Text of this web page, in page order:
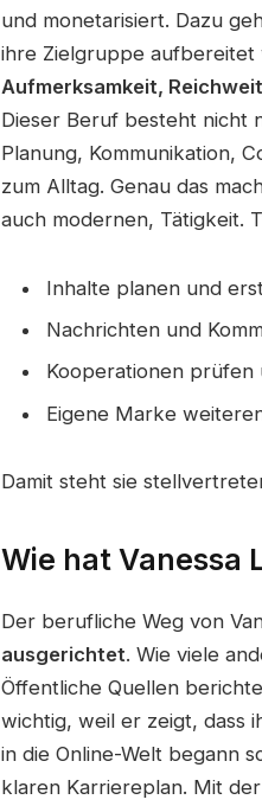
und monetarisiert. Dazu
ihre Zielgruppe aufbereitet
Aufmerksamkeit,
Dieser Beruf besteht nicht
Planung, Kommunikation,
zum Alltag. Genau das
auch modernen, Tätigkeit.
Inhalte planen und
Nachrichten und
Kooperationen prüfen
Eigene Marke
Damit steht sie
Wie hat Vanessa
Der berufliche Weg von
ausgerichtet. Wie viele
Öffentliche Quellen
wichtig, weil er zeigt, dass
in die Online-Welt begann
klaren Karriereplan. Mit